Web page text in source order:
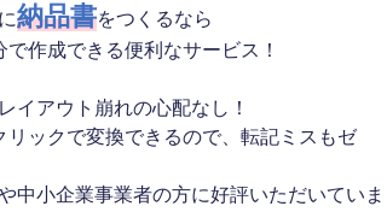
納品書をつくるなら
で作成できる便利なサービス！
イアウト崩れの心配なし！
リックで変換できるので、転記ミスもゼ
中小企業事業者の方に好評いただいていま